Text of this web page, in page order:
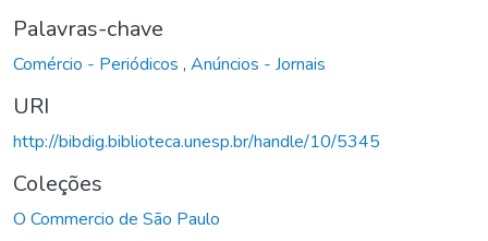
Palavras-chave
Comércio - Periódicos , Anúncios - Jornais
URI
http://bibdig.biblioteca.unesp.br/handle/10/5345
Coleções
O Commercio de São Paulo